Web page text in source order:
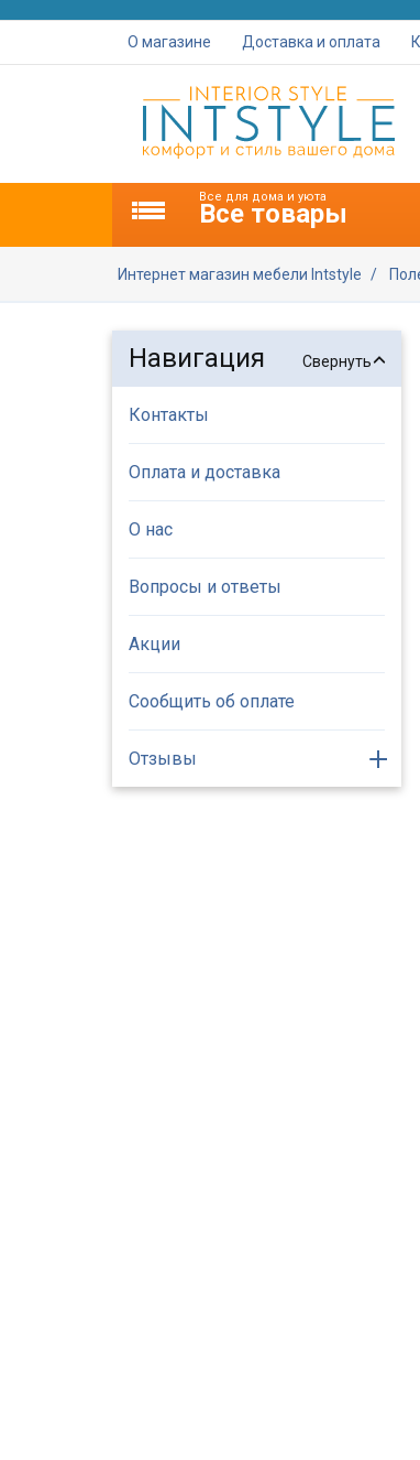
О магазине Доставка и оплата
Все для дома и уюта
Все товары
Интернет магазин мебели Intstyle
Навигация Свернуть
Контакты
Оплата и доставка
О нас
Вопросы и ответы
Акции
Сообщить об оплате
Отзывы